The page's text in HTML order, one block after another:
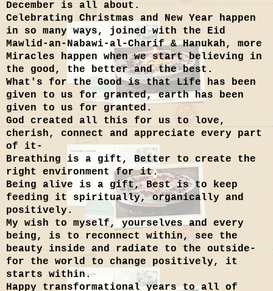
December is all about.
Celebrating Christmas and New Year happen
in so many ways, joined with the Eid
Mawlid-an-Nabawi-al-Charif & Hanukah, more
Miracles happen when we start believing in
the good, the better and the best.
What's for the Good is that Life has been
given to us for granted, earth has been
given to us for granted.
God created all this for us to love,
cherish, connect and appreciate every part
of it-
Breathing is a gift, Better to create the
right environment for it.
Being alive is a gift, Best is to keep
feeding it spiritually, organically and
positively.
My wish to myself, yourselves and every
being, is to reconnect within, see the
beauty inside and radiate to the outside-
for the world to change positively, it
starts within.
Happy transformational years to all of